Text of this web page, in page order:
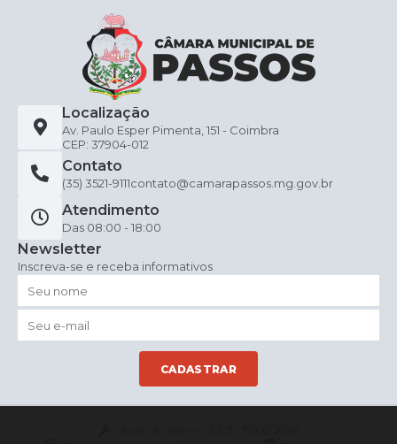
Localização
Av. Paulo Esper Pimenta, 151 - Coimbra
CEP: 37904-012
Contato
(35) 3521-9111contato@camarapassos.mg.gov.br
Atendimento
Das 08:00 - 18:00
Newsletter
Inscreva-se e receba informativos
CADASTRAR